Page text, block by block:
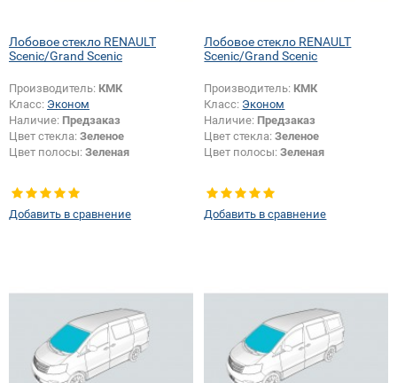
Лобовое стекло RENAULT
Scenic/Grand Scenic
Производитель: КМК
Класс: Эконом
Наличие: Предзаказ
Цвет стекла: Зеленое
Цвет полосы: Зеленая
Добавить в сравнение
Лобовое стекло RENAULT
Scenic/Grand Scenic
Производитель: КМК
Класс: Эконом
Наличие: Предзаказ
Цвет стекла:Зеленое
Цвет полосы:Зеленая
Добавить в сравнение